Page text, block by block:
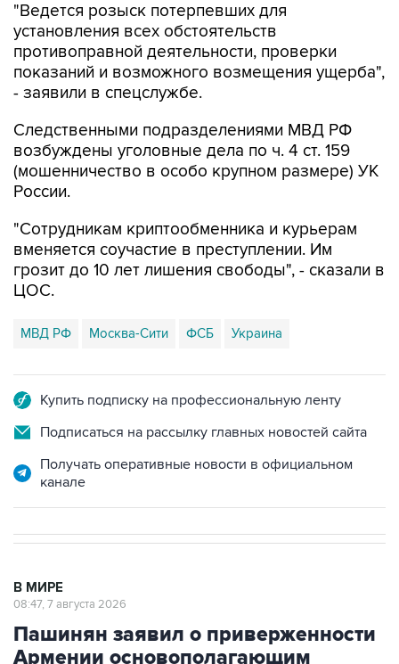
"Ведется розыск потерпевших для
установления всех обстоятельств
противоправной деятельности, проверки
показаний и возможного возмещения ущерба",
- заявили в спецслужбе.
Следственными подразделениями МВД РФ
возбуждены уголовные дела по ч. 4 ст. 159
(мошенничество в особо крупном размере) УК
России.
"Сотрудникам криптообменника и курьерам
вменяется соучастие в преступлении. Им
грозит до 10 лет лишения свободы", - сказали в
ЦОС.
МВД РФ Москва-Сити ФСБ Украина
Купить подписку на профессиональную ленту
Подписаться на рассылку главных новостей сайта
Получать оперативные новости в официальном
канале
В МИРЕ
08:47, 7 августа 2026
Пашинян заявил о приверженности
Армении основополагающим